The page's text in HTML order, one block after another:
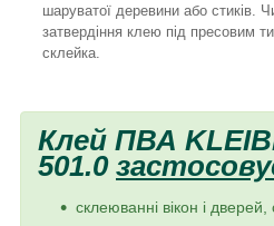
шаруватої деревини або стиків.
затвердіння клею під пресовим
склейка.
Клей ПВА
501.0
склеюванні вікон і дверей,